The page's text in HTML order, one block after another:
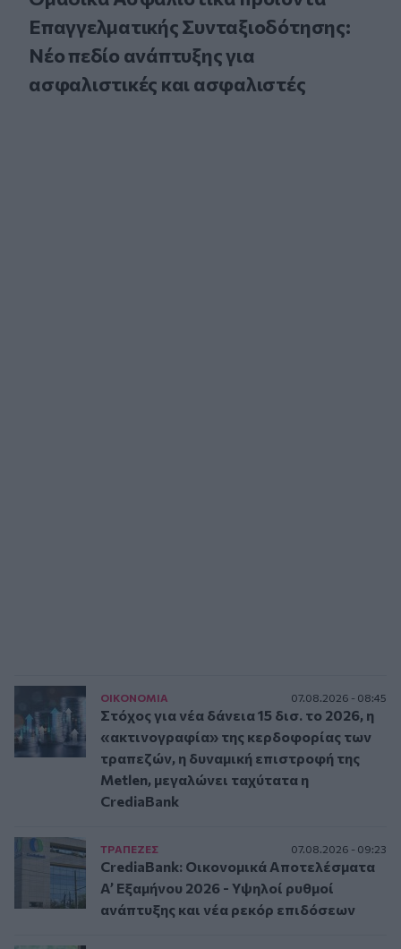
Επαγγελματικής Συνταξιοδότησης:
Νέο πεδίο ανάπτυξης για
ασφαλιστικές και ασφαλιστές
ΟΙΚΟΝΟΜΙΑ 07.08.2026 - 08:45
Στόχος για νέα δάνεια 15 δισ. το 2026, η
«ακτινογραφία» της κερδοφορίας των
τραπεζών, η δυναμική επιστροφή της
Metlen, μεγαλώνει ταχύτατα η
CrediaBank
ΤΡAΠΕΖΕΣ 07.08.2026 - 09:23
CrediaBank: Οικονομικά Αποτελέσματα
A’ Εξαμήνου 2026 - Υψηλοί ρυθμοί
ανάπτυξης και νέα ρεκόρ επιδόσεων